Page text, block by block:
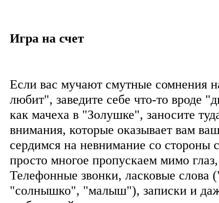
Игра на счет
Если вас мучают смутные сомнения
любит", заведите себе что-то вроде
как мачеха в "Золушке", заносите
внимания, которые оказывает вам
сердимся на невнимание со стороны
просто многое пропускаем мимо
Телефонные звонки, ласковые слова
"солнышко", "малыш"), записки и